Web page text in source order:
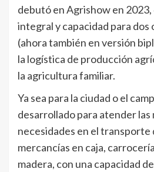
debutó en Agrishow en
integral y capacidad para dos
(ahora también en versión
la logística de producción
la agricultura familiar.
Ya sea para la ciudad o el
desarrollado para atender las
necesidades en el transporte
mercancías en caja,
madera, con una capacidad